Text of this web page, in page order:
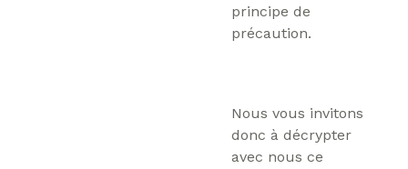
principe de
précaution.
Nous vous invitons
donc à décrypter
avec nous ce